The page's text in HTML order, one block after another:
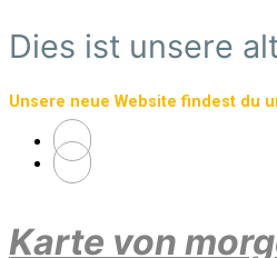
Zum
Hauptinhalt
Dies ist unsere
Unsere neue Website findest du
Karte von